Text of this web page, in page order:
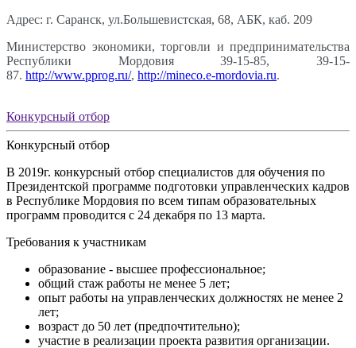
Адрес: г. Саранск, ул.Большевистская, 68, АБК, каб. 209
Министерство экономики, торговли и предпринимательства
Республики Мордовия 39-15-85, 39-15-
87. http://www.pprog.ru/, http://mineco.e-mordovia.ru.
Конкурсный отбор
Конкурсный отбор
В 2019г. конкурсный отбор специалистов для обучения по
Президентской программе подготовки управленческих кадров
в Республике Мордовия по всем типам образовательных
программ проводится с 24 декабря по 13 марта.
Требования к участникам
образование - высшее профессиональное;
общий стаж работы не менее 5 лет;
опыт работы на управленческих должностях не менее 2
лет;
возраст до 50 лет (предпочтительно);
участие в реализации проекта развития организации.